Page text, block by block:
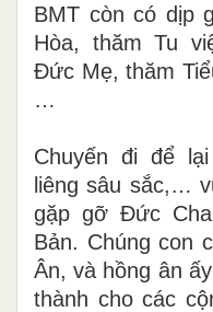
BMT còn có dịp
Hòa, thăm Tu
Đức Mẹ, thăm
…
Chuyến đi để
liêng sâu sắc,…
gặp gỡ Đức
Bản. Chúng con
Ân, và hồng ân
thành cho các